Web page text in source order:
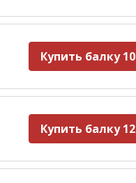
Купить балку 10
Купить балку 12